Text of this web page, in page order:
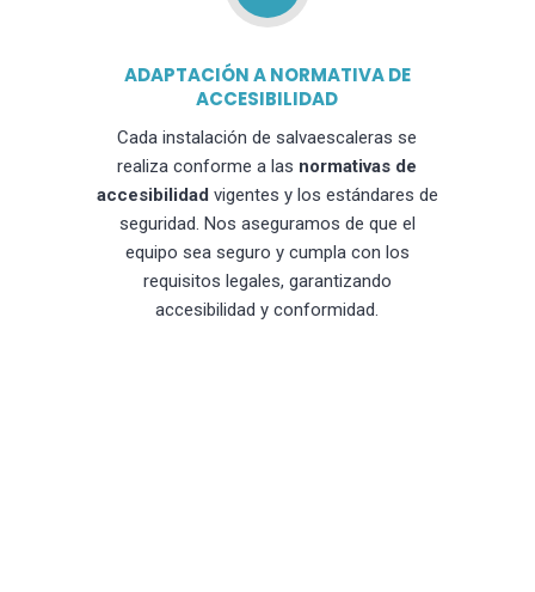
ADAPTACIÓN A NORMATIVA DE
ACCESIBILIDAD
Cada instalación de salvaescaleras se
realiza conforme a las normativas de
accesibilidad vigentes y los estándares de
seguridad. Nos aseguramos de que el
equipo sea seguro y cumpla con los
requisitos legales, garantizando
accesibilidad y conformidad.